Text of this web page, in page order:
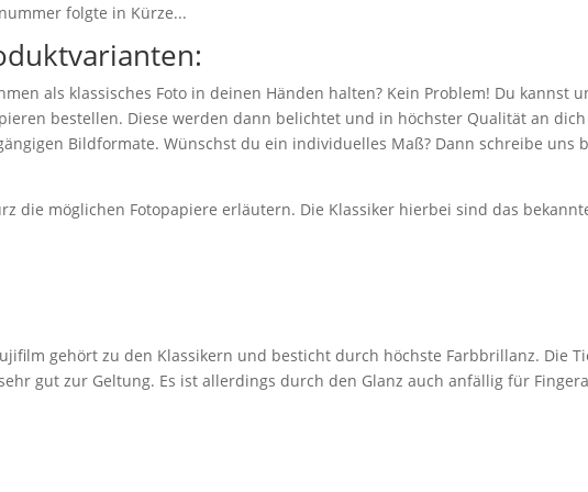
folgte in Kürze...
als klassisches Foto in deinen Händen halten? Kein Problem! Du kannst
bestellen. Diese werden dann belichtet und in höchster Qualität an
Bildformate. Wünschst du ein individuelles Maß? Dann schreibe uns
die möglichen Fotopapiere erläutern. Die Klassiker hierbei sind das
gehört zu den Klassikern und besticht durch höchste Farbbrillanz. Die
gut zur Geltung. Es ist allerdings durch den Glanz auch anfällig für